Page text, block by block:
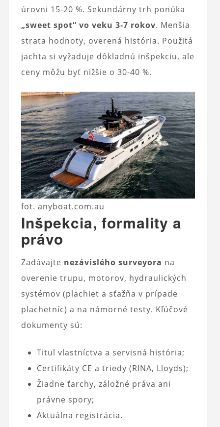
úrovni 15-20 %. Sekundárny trh ponúka
„sweet spot“ vo veku 3-7 rokov. Menšia
strata hodnoty, overená história. Použitá
jachta si vyžaduje dôkladnú inšpekciu, ale
ceny môžu byť nižšie o 30-40 %.
fot. anyboat.com.au
Inšpekcia, formality a
právo
Zadávajte nezávislého surveyora na
overenie trupu, motorov, hydraulických
systémov (plachiet a sťažňa v prípade
plachetníc) a na námorné testy. Kľúčové
dokumenty sú:
Titul vlastníctva a servisná história;
Certifikáty CE a triedy (RINA, Lloyds);
Žiadne ťarchy, záložné práva ani
právne spory;
Aktuálna registrácia.